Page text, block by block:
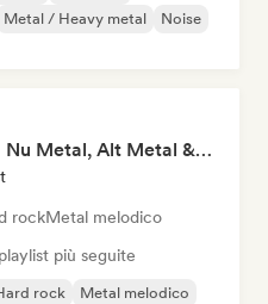
Metal / Heavy metal
Noise
Metal Rituals 🤘 Nu Metal, Alt Metal & Progressive Metal
rockMetal melodico
più seguite
rock
Metal melodico